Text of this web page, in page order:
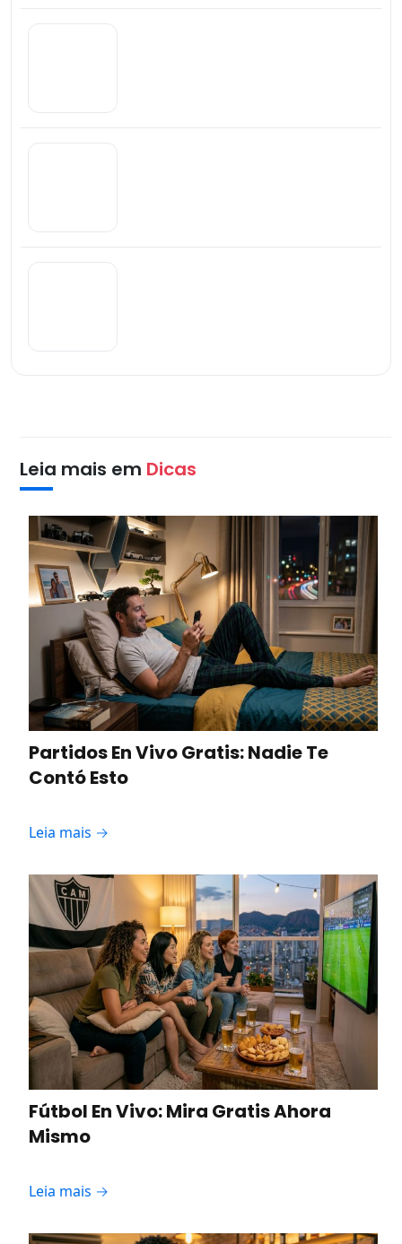
Leia mais em Dicas
Partidos En Vivo Gratis: Nadie Te
Contó Esto
Leia mais →
Fútbol En Vivo: Mira Gratis Ahora
Mismo
Leia mais →